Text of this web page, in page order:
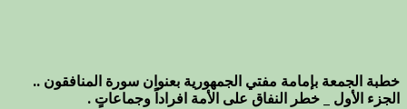
خطبة الجمعة بإمامة مفتي الجمهورية بعنوان سورة المنافقون ..
الجزء الأول _ خطر النفاق على الأمة افراداً وجماعاتٍ .